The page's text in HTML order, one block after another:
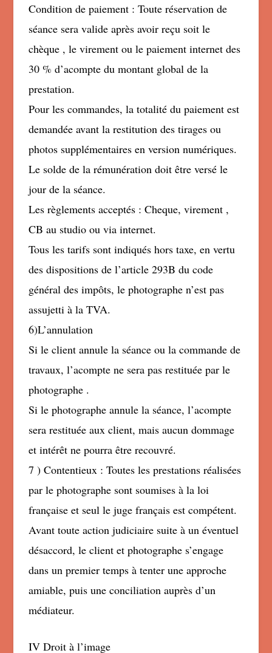
Condition de paiement : Toute réservation de
séance sera valide après avoir reçu soit le
chèque , le virement ou le paiement internet des
30 % d’acompte du montant global de la
prestation.
Pour les commandes, la totalité du paiement est
demandée avant la restitution des tirages ou
photos supplémentaires en version numériques.
Le solde de la rémunération doit être versé le
jour de la séance.
Les règlements acceptés : Cheque, virement ,
CB au studio ou via internet.
Tous les tarifs sont indiqués hors taxe, en vertu
des dispositions de l’article 293B du code
général des impôts, le photographe n’est pas
assujetti à la TVA.
6)L’annulation
Si le client annule la séance ou la commande de
travaux, l’acompte ne sera pas restituée par le
photographe .
Si le photographe annule la séance, l’acompte
sera restituée aux client, mais aucun dommage
et intérêt ne pourra être recouvré.
7 ) Contentieux : Toutes les prestations réalisées
par le photographe sont soumises à la loi
française et seul le juge français est compétent.
Avant toute action judiciaire suite à un éventuel
désaccord, le client et photographe s’engage
dans un premier temps à tenter une approche
amiable, puis une conciliation auprès d’un
médiateur.
IV Droit à l’image